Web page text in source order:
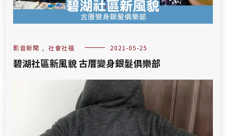
影音新聞 , 社會社福 2021-05-25
碧湖社區新風貌 古厝變身銀髮俱樂部